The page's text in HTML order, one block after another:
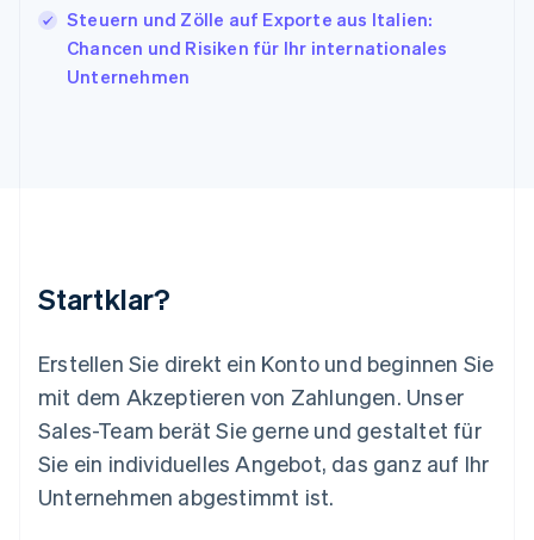
Steuern und Zölle auf Exporte aus Italien:
Chancen und Risiken für Ihr internationales
Unternehmen
Startklar?
Erstellen Sie direkt ein Konto und beginnen Sie
mit dem Akzeptieren von Zahlungen. Unser
Sales-Team berät Sie gerne und gestaltet für
Sie ein individuelles Angebot, das ganz auf Ihr
Unternehmen abgestimmt ist.
English
Liechtenstein
DeutschEnglish
Mexiko
English
Niederlande
Nederlands English
Norwegen
English
Österreich